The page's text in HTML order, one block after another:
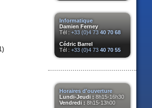
Informatique
Damien Ferney
Tél : +33 (0)4 73 40 70 68
Cédric Barrel
Tél : +33 (0)4 73 40 70 55
Horaires d'ouverture
Lundi-Jeudi : 8h15-16h30
Vendredi : 8h15-13h00